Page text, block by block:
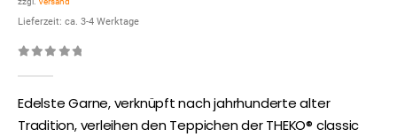
Lieferzeit: ca. 3-4 Werktage
Edelste Garne, verknüpft nach jahrhunderte alter
Tradition, verleihen den Teppichen der THEKO® classic